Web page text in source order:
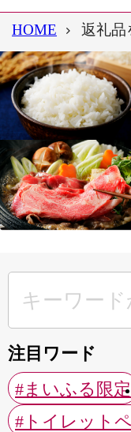
HOME 返礼品
注目ワード
#まいふる限定
#トイレット